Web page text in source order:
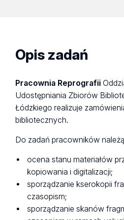
Opis zadań
Pracownia Reprografii
Udostępniania Zbiorów
Łódzkiego realizuje
bibliotecznych.
Do zadań pracowników
ocena stanu materiałów
kopiowania i digitalizacji;
sporządzanie kserokopii
czasopism;
sporządzanie skanów